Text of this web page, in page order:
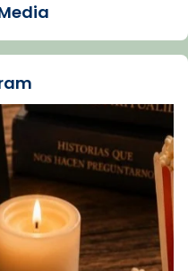
Fa gairebé
Companys, la
Vatican
news/2026-
papa-viaje-